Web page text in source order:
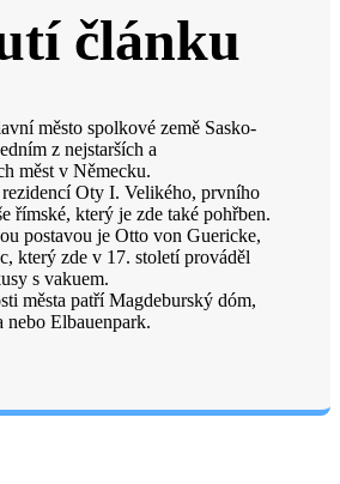
článku
město spolkové země Sasko-
z nejstarších a
měst v Německu.
Oty I. Velikého, prvního
římské, který je zde také pohřben.
postavou je Otto von Guericke,
který zde v 17. století prováděl
s vakuem.
města patří Magdeburský dóm,
nebo Elbauenpark.